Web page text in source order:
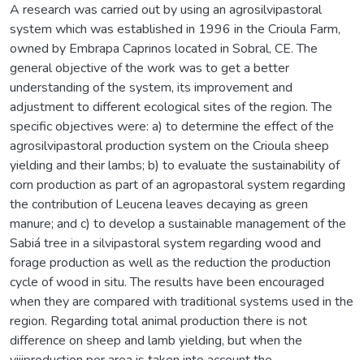
A research was carried out by using an agrosilvipastoral
system which was established in 1996 in the Crioula Farm,
owned by Embrapa Caprinos located in Sobral, CE. The
general objective of the work was to get a better
understanding of the system, its improvement and
adjustment to different ecological sites of the region. The
specific objectives were: a) to determine the effect of the
agrosilvipastoral production system on the Crioula sheep
yielding and their lambs; b) to evaluate the sustainability of
corn production as part of an agropastoral system regarding
the contribution of Leucena leaves decaying as green
manure; and c) to develop a sustainable management of the
Sabiá tree in a silvipastoral system regarding wood and
forage production as well as the reduction the production
cycle of wood in situ. The results have been encouraged
when they are compared with traditional systems used in the
region. Regarding total animal production there is not
difference on sheep and lamb yielding, but when the